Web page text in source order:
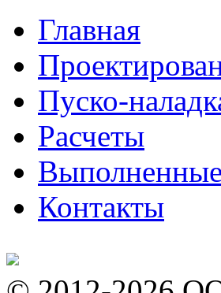
Главная
Пуско-
Расчеты
Контакты